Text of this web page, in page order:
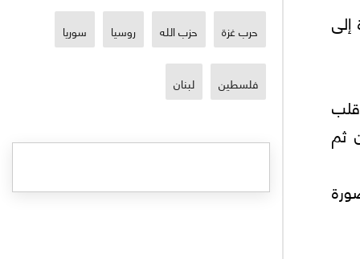
إلى
فى قلب
ثم
حرب غزة حزب الله روسيا سوريا
فلسطين لبنان